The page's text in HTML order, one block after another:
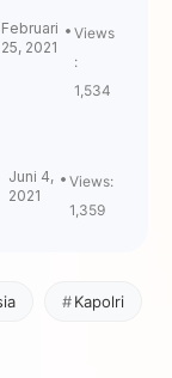
Februari
25, 2021
Views
:
1,534
Juni 4,
2021
Views:
1,359
Kapolri